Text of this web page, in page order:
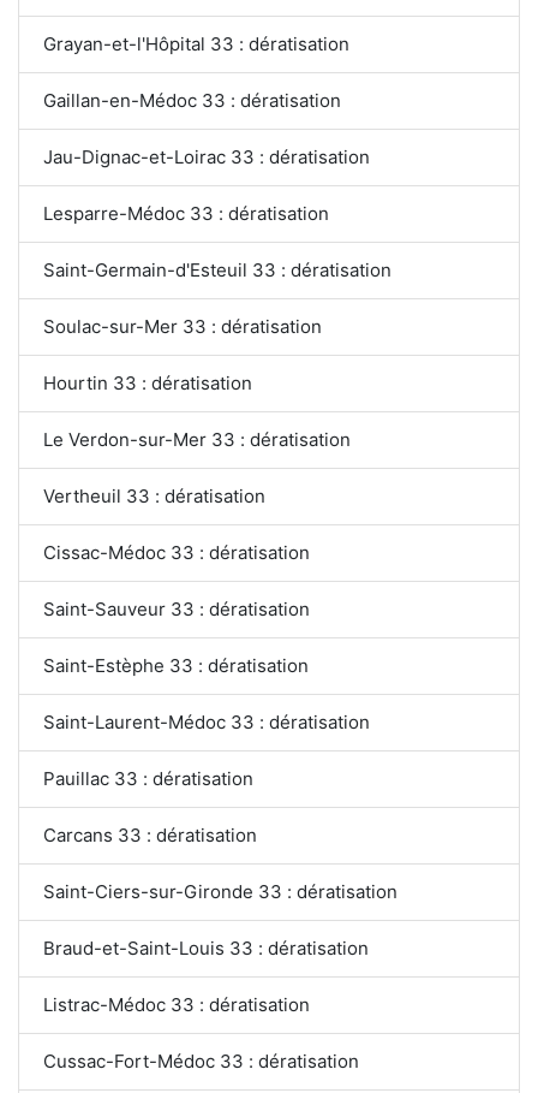
Grayan-et-l'Hôpital 33 : dératisation
Gaillan-en-Médoc 33 : dératisation
Jau-Dignac-et-Loirac 33 : dératisation
Lesparre-Médoc 33 : dératisation
Saint-Germain-d'Esteuil 33 : dératisation
Soulac-sur-Mer 33 : dératisation
Hourtin 33 : dératisation
Le Verdon-sur-Mer 33 : dératisation
Vertheuil 33 : dératisation
Cissac-Médoc 33 : dératisation
Saint-Sauveur 33 : dératisation
Saint-Estèphe 33 : dératisation
Saint-Laurent-Médoc 33 : dératisation
Pauillac 33 : dératisation
Carcans 33 : dératisation
Saint-Ciers-sur-Gironde 33 : dératisation
Braud-et-Saint-Louis 33 : dératisation
Listrac-Médoc 33 : dératisation
Cussac-Fort-Médoc 33 : dératisation